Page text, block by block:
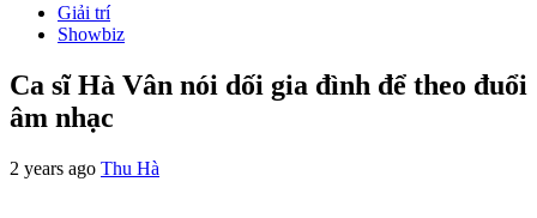
Giải trí
Showbiz
Ca sĩ Hà Vân nói dối gia đình để theo đuổi
âm nhạc
2 years ago Thu Hà